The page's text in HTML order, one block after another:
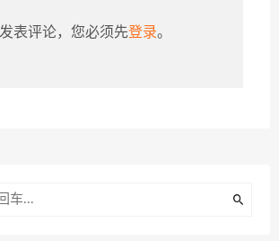
表评论，您必须先登录。